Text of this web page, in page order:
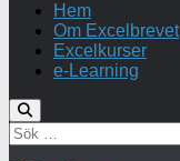
Hem
Om Excelbrevet
Excelkurser
e-Learning
Sök
efter: